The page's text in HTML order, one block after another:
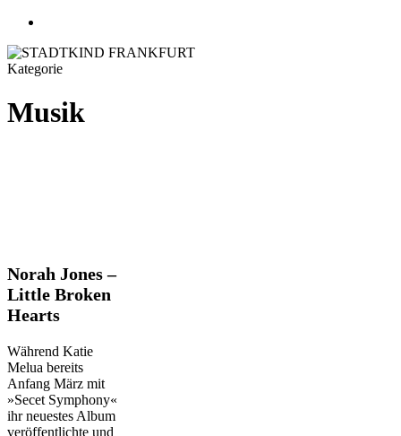
Kategorie
Musik
Norah
Jones
–
Little
Hearts
Norah Jones –
Little Broken
Hearts
Während Katie
Melua bereits
Anfang März mit
»Secet Symphony«
ihr neuestes Album
veröffentlichte und